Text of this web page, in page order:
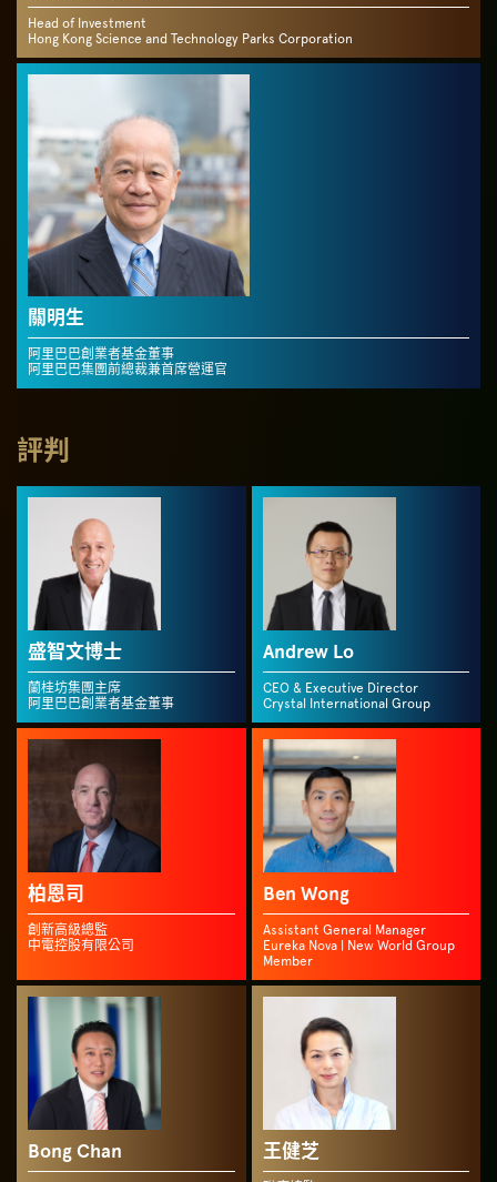
Head of Investment
Hong Kong Science and Technology Parks Corporation
關明生
阿里巴巴創業者基金董事
阿里巴巴集團前總裁兼首席營運官
評判
盛智文博士
蘭桂坊集團主席
阿里巴巴創業者基金董事
Andrew Lo
CEO & Executive Director
Crystal International Group
柏恩司
創新高級總監
中電控股有限公司
Ben Wong
Assistant General Manager
Eureka Nova | New World Group
Member
Bong Chan 王健芝